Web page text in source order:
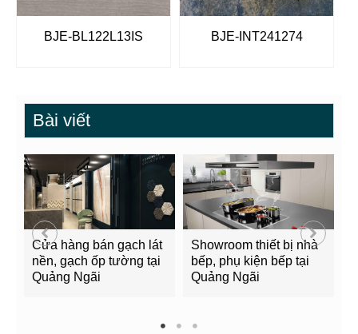
BJE-BL122L13IS BJE-INT241274
Bài viết
Cửa hàng bán gạch lát
nền, gạch ốp tường tại
Quảng Ngãi
Showroom thiết bị nhà
bếp, phụ kiện bếp tại
Quảng Ngãi
1 2 3